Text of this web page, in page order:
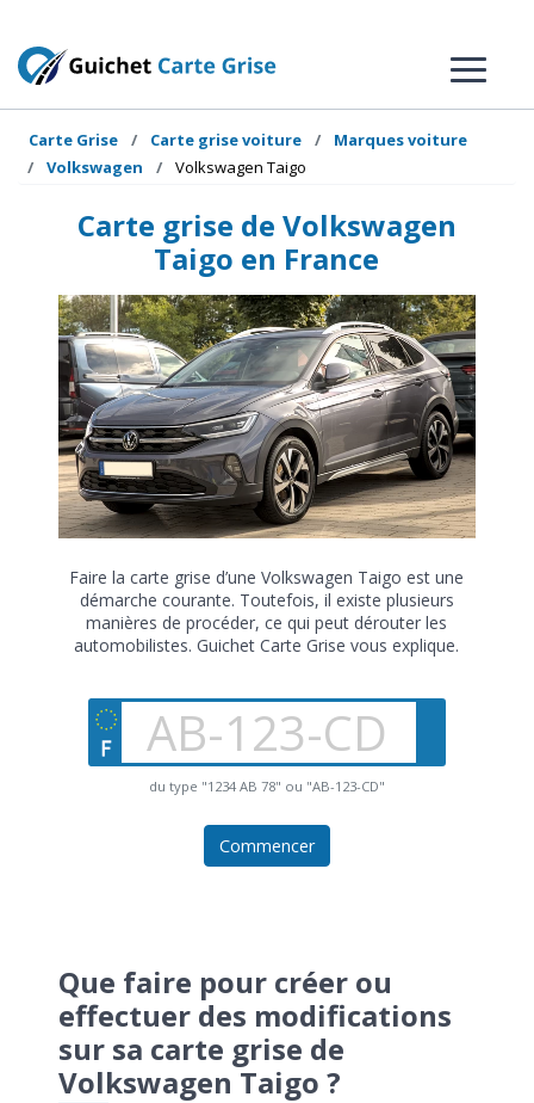
Carte Grise Carte grise voiture
Marques voiture
Volkswagen
Volkswagen Taigo
Carte grise de Volkswagen
Taigo en France
Faire la carte grise d’une Volkswagen Taigo est une
démarche courante. Toutefois, il existe plusieurs
manières de procéder, ce qui peut dérouter les
automobilistes. Guichet Carte Grise vous explique.
du type "1234 AB 78" ou "AB-123-CD"
Commencer
Que faire pour créer ou
effectuer des modifications
sur sa carte grise de
Volkswagen Taigo ?